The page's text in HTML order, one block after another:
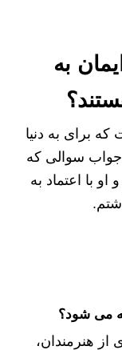
به
برای به دنیا
جواب سوالی که
با اعتماد به
می شود؟
از هنرمندان،